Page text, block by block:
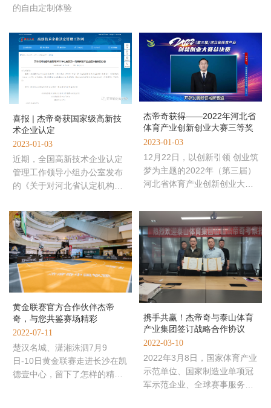
的自由定制体验
喜报 | 杰帝奇获国家级高新技
术企业认定
2023-01-03
近期，全国高新技术企业认定
管理工作领导小组办公室发布
的《关于对河北省认定机构
企业进行备案的公告》中，杰
帝
杰帝奇获得——2022年河北省
体育产业创新创业大赛三等奖
2023-01-03
12月22日，以创新引领 创业筑
梦为主题的2022年（第三届）
河北省体育产业创新创业大赛
圆满举行。河北省体育局副
黄金联赛官方合作伙伴杰帝
奇，与您共鉴赛场精彩
2022-07-11
楚汉名城、潇湘洙泗7月9
日-10日黄金联赛走进长沙在凯
德壹中心，留下了怎样的精
携手共赢！杰帝奇与泰山体育
产业集团签订战略合作协议
2022-03-10
2022年3月8日，国家体育产业
示范单位、国家制造业单项冠
军示范企业、全球赛事服务商